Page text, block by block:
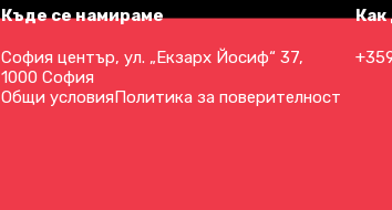
Къде се намираме
София център, ул. „Екзарх Йосиф“ 37,
1000 София
Как
Общи условияПолитика за поверителност